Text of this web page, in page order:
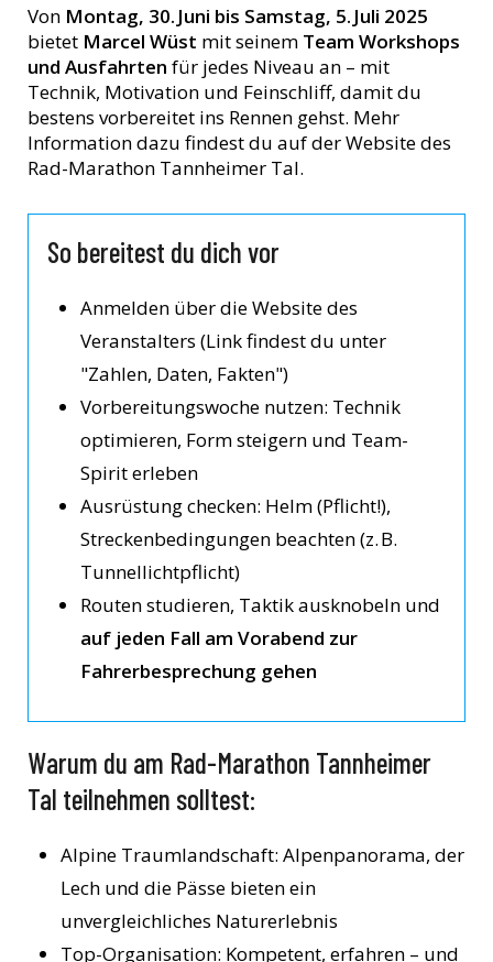
Von Montag, 30. Juni bis Samstag, 5. Juli 2025
bietet Marcel Wüst mit seinem Team Workshops
und Ausfahrten für jedes Niveau an – mit
Technik, Motivation und Feinschliff, damit du
bestens vorbereitet ins Rennen gehst. Mehr
Information dazu findest du auf der Website des
Rad-Marathon Tannheimer Tal.
So bereitest du dich vor
Anmelden über die Website des
Veranstalters (Link findest du unter
"Zahlen, Daten, Fakten")
Vorbereitungswoche nutzen: Technik
optimieren, Form steigern und Team-
Spirit erleben
Ausrüstung checken: Helm (Pflicht!),
Streckenbedingungen beachten (z. B.
Tunnellichtpflicht)
Routen studieren, Taktik ausknobeln und
auf jeden Fall am Vorabend zur
Fahrerbesprechung gehen
Warum du am Rad-Marathon Tannheimer
Tal teilnehmen solltest:
Alpine Traumlandschaft: Alpenpanorama, der
Lech und die Pässe bieten ein
unvergleichliches Naturerlebnis
Top-Organisation: Kompetent, erfahren – und